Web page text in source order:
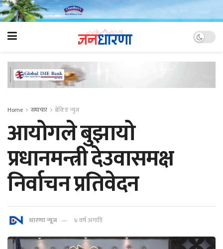
Home समाचार ब्रेकिङ न्युज
आयोगले बुझायो
प्रधानमन्त्री देउवासमक्ष
निर्वाचन प्रतिवेदन
धारणा न्यूज ४ वर्ष अगाडि